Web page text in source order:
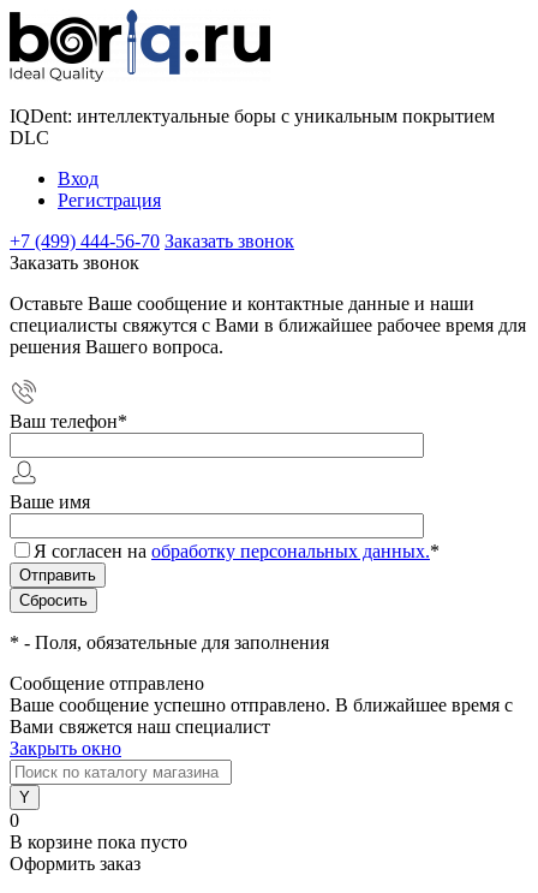
IQDent: интеллектуальные боры с уникальным покрытием
DLC
Вход
Регистрация
+7 (499) 444-56-70 Заказать звонок
Заказать звонок
Оставьте Ваше сообщение и контактные данные и наши
специалисты свяжутся с Вами в ближайшее рабочее время для
решения Вашего вопроса.
Ваш телефон*
Ваше имя
Я согласен на обработку персональных данных.*
* - Поля, обязательные для заполнения
Сообщение отправлено
Ваше сообщение успешно отправлено. В ближайшее время с
Вами свяжется наш специалист
Закрыть окно
0
В корзине пока пусто
Оформить заказ